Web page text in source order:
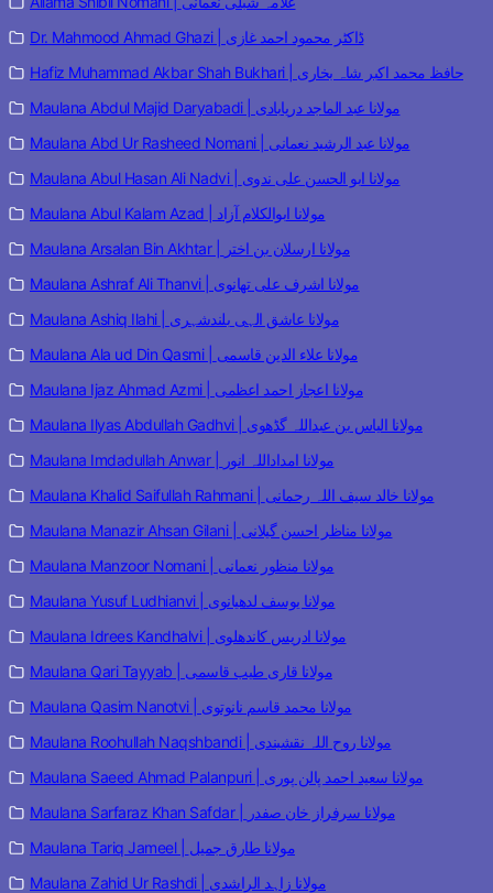
Dr. Mahmood Ahmad Ghazi | ڈاکٹر محمود احمد غازی
Hafiz Muhammad Akbar Shah Bukhari | حافظ محمد اکبر شاہ بخاری
Maulana Abdul Majid Daryabadi | مولانا عبد الماجد دریابادی
Maulana Abd Ur Rasheed Nomani | مولانا عبد الرشید نعمانی
Maulana Abul Hasan Ali Nadvi | مولانا ابو الحسن علی ندوی
Maulana Abul Kalam Azad | مولانا ابوالکلام آزاد
Maulana Arsalan Bin Akhtar | مولانا ارسلان بن اختر
Maulana Ashraf Ali Thanvi | مولانا اشرف علی تھانوی
Maulana Ashiq Ilahi | مولانا عاشق الہی بلندشہری
Maulana Ala ud Din Qasmi | مولانا علاء الدین قاسمی
Maulana Ijaz Ahmad Azmi | مولانا اعجاز احمد اعظمی
Maulana Ilyas Abdullah Gadhvi | مولانا الیاس بن عبداللہ گڈھوی
Maulana Imdadullah Anwar | مولانا امداداللہ انور
Maulana Khalid Saifullah Rahmani | مولانا خالد سیف اللہ رحمانی
Maulana Manazir Ahsan Gilani | مولانا مناظر احسن گیلانی
Maulana Manzoor Nomani | مولانا منظور نعمانی
Maulana Yusuf Ludhianvi | مولانا یوسف لدھیانوی
Maulana Idrees Kandhalvi | مولانا ادریس کاندھلوی
Maulana Qari Tayyab | مولانا قاری طیب قاسمی
Maulana Qasim Nanotvi | مولانا محمد قاسم نانوتوی
Maulana Roohullah Naqshbandi | مولانا روح اللہ نقشبندی
Maulana Saeed Ahmad Palanpuri | مولانا سعید احمد پالن پوری
Maulana Sarfaraz Khan Safdar | مولانا سرفراز خان صفدر
Maulana Tariq Jameel | مولانا طارق جمیل
Maulana Zahid Ur Rashdi | مولانا زاہد الراشدی